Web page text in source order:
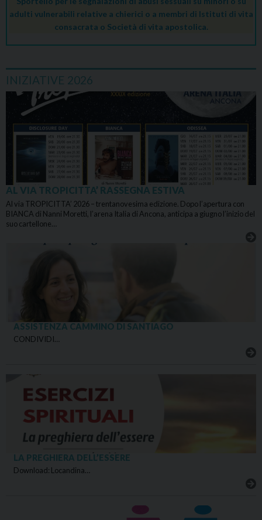
adulti vulnerabili relative a chierici o a membri di Istituti di vita
consacrata o Società di vita apostolica.
INIZIATIVE 2026
AL VIA TROPICITTA’ RASSEGNA ESTIVA
Al via TROPICITTA’ 2026 – trentanovesima edizione. Dopo l’apertura con
BIANCA di Nanni Moretti, l’arena Italia di Ancona, anticipa a giugno l’inizio del
suo cartellone…
ASSISTENZA CAMMINO DI SANTIAGO
CONDIVIDI…
LA PREGHIERA DELL’ESSERE
Download: Locandina…